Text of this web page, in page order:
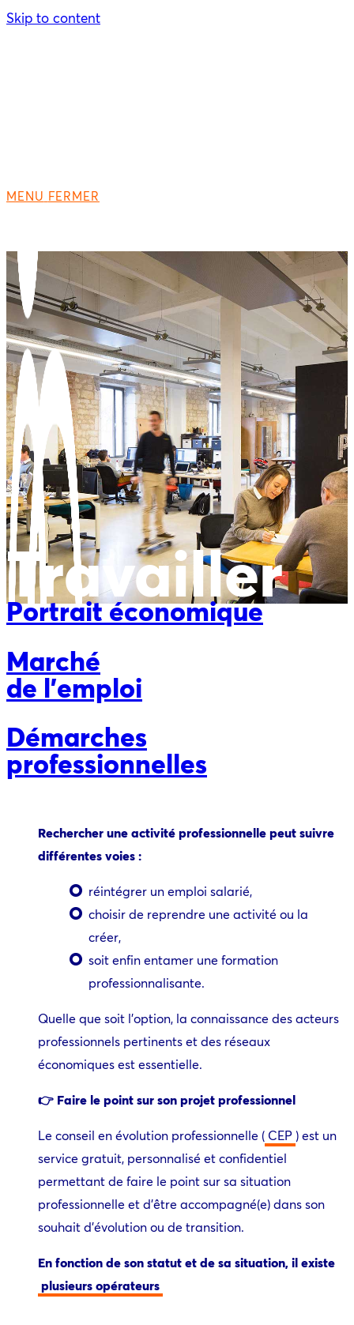
Skip to content
MENU FERMER
Travailler
Portrait économique
Marché
de l'emploi
Démarches
professionnelles
Rechercher une activité professionnelle peut suivre
différentes voies :
réintégrer un emploi salarié,
choisir de reprendre une activité ou la
créer,
soit enfin entamer une formation
professionnalisante.
Quelle que soit l’option, la connaissance des acteurs
professionnels pertinents et des réseaux
économiques est essentielle.
👉 Faire le point sur son projet professionnel
Le conseil en évolution professionnelle ( CEP) est un
service gratuit, personnalisé et confidentiel
permettant de faire le point sur sa situation
professionnelle et d’être accompagné(e) dans son
souhait d’évolution ou de transition.
En fonction de son statut et de sa situation, il existe
plusieurs opérateurs